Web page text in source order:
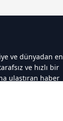
ve dünyadan en
ve hızlı bir
ulaştıran haber